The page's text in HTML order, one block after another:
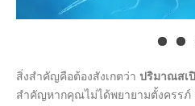
สิ่งสําคัญคือต้องสังเกตว่า ปริมาณสเ
สําคัญหากคุณไม่ได้พยายามตั้งครร